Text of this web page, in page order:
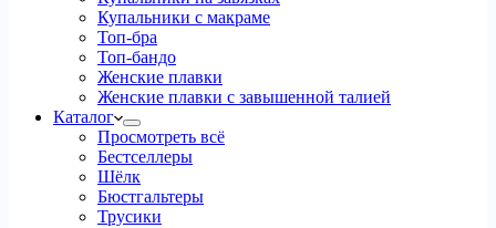
Купальники с макраме
Топ-бра
Топ-бандо
Женские плавки
Женские плавки с завышенной талией
Каталог
Просмотреть всё
Бестселлеры
Шёлк
Бюстгальтеры
Трусики